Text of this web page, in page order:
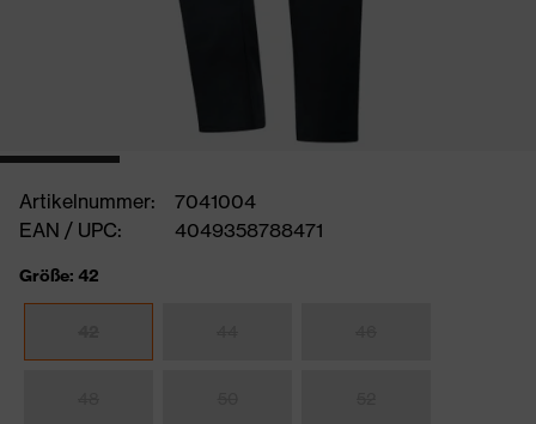
Artikelnummer:
7041004
EAN / UPC:
4049358788471
Größe: 42